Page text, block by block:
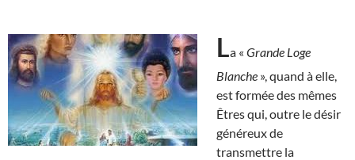
La « Grande Loge
Blanche », quand à elle,
est formée des mêmes
Êtres qui, outre le désir
généreux de
transmettre la